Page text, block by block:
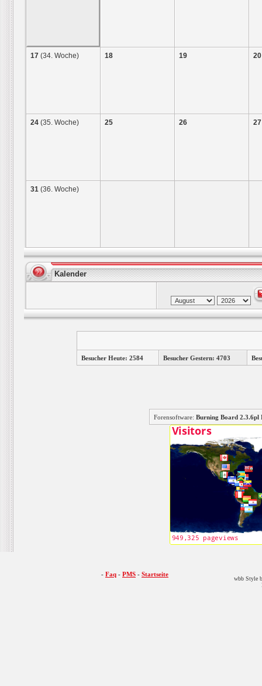
17 (34. Woche) 18 19 20
24 (35. Woche) 25 26 27
31 (36. Woche)
Kalender
Besucher Heute: 2584 Besucher Gestern: 4703
Forensoftware: Burning Board
- Faq - PMS - Startseite
wbb Style